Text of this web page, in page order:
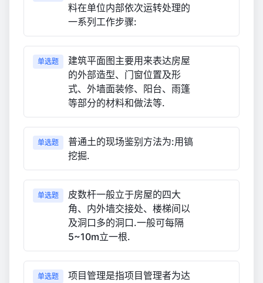
料在单位内部依次运转处理的
一系列工作步骤:
单选题
建筑平面图主要用来表达房屋
的外部造型、门窗位置及形
式、外墙面装修、阳台、雨篷
等部分的材料和做法等.
单选题
普通土的现场鉴别方法为:用镐
挖掘.
单选题
皮数杆一般立于房屋的四大
角、内外墙交接处、楼梯间以
及洞口多的洞口.一般可每隔
5~10m立一根.
单选题
项目管理是指项目管理者为达